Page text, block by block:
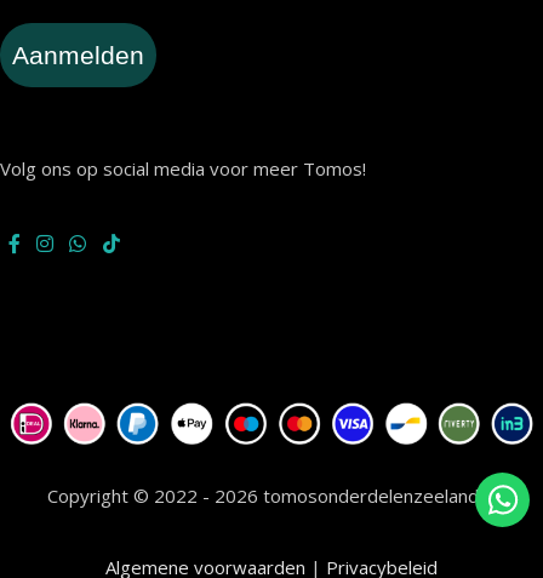
Aanmelden
Volg ons op social media voor meer Tomos!
Copyright © 2022 - 2026 tomosonderdelenzeeland.nl
Algemene voorwaarden | Privacybeleid